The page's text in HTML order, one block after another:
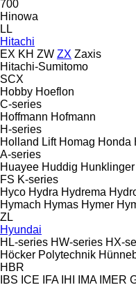
700
Hinowa
LL
Hitachi
EX KH ZW ZX Zaxis
Hitachi-Sumitomo
SCX
Hobby Hoeflon
C-series
Hoffmann Hofmann
H-series
Holland Lift Homag Honda
A-series
Huayee Huddig Hunklinger
FS K-series
Hyco Hydra Hydrema
Hymach Hymas Hymer
ZL
Hyundai
HL-series HW-series HX-
Höcker Polytechnik
HBR
IBS ICE IFA IHI IMA IMER